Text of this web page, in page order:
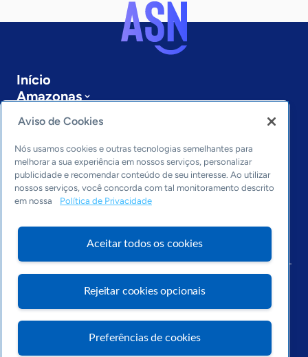
Início
Amazonas
Sobre a ASN
Últimas notícias
Entre em contato
Editorias
Economia & Política
Inovação & Tecnologia
Cultura empreendedora
Arquivo
Aviso de Cookies
Nós usamos cookies e outras tecnologias semelhantes para
melhorar a sua experiência em nossos serviços, personalizar
publicidade e recomendar conteúdo de seu interesse. Ao utilizar
nossos serviços, você concorda com tal monitoramento descrito
em nossa
Política de Privacidade
Aceitar todos os cookies
Rejeitar cookies opcionais
Preferências de cookies